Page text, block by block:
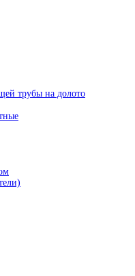
трубы на долото